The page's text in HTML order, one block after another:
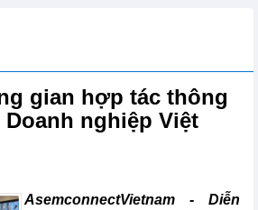
gian hợp tác thông
Doanh nghiệp Việt
AsemconnectVietnam - Diễn